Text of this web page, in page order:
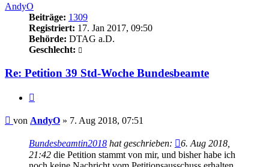
AndyO
Beiträge: 1309
Registriert: 17. Jan 2017, 09:50
Behörde: DTAG a.D.
Geschlecht:
Re: Petition 39 Std-Woche Bundesbeamte
Beitrag
von AndyO » 7. Aug 2018, 07:51
Bundesbeamtin2018 hat geschrieben:
6. Aug 2018,
21:42 die Petition stammt von mir, und bisher habe ich